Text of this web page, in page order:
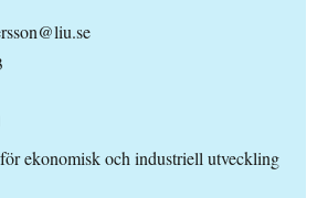
ekonomisk och industriell utveckling